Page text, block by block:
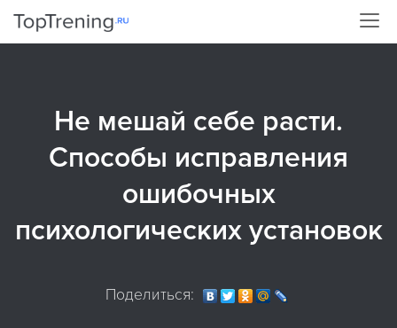
Не мешай себе расти.
Способы исправления
ошибочных
психологических установок
Поделиться: